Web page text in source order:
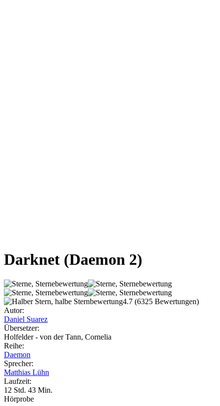
Darknet (Daemon 2)
4.7 (6325 Bewertungen)
Autor:
Daniel Suarez
Übersetzer:
Holfelder - von der Tann, Cornelia
Reihe:
Daemon
Sprecher:
Matthias Lühn
Laufzeit:
12 Std. 43 Min.
Hörprobe